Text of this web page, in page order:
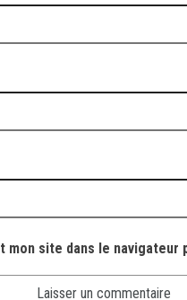
mon site dans le navigateur